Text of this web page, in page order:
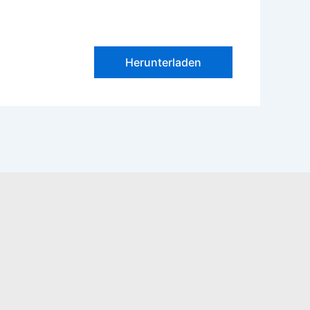
Herunterladen